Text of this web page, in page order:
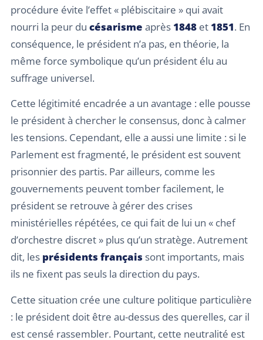
procédure évite l’effet « plébiscitaire » qui avait
nourri la peur du césarisme après 1848 et 1851. En
conséquence, le président n’a pas, en théorie, la
même force symbolique qu’un président élu au
suffrage universel.
Cette légitimité encadrée a un avantage : elle pousse
le président à chercher le consensus, donc à calmer
les tensions. Cependant, elle a aussi une limite : si le
Parlement est fragmenté, le président est souvent
prisonnier des partis. Par ailleurs, comme les
gouvernements peuvent tomber facilement, le
président se retrouve à gérer des crises
ministérielles répétées, ce qui fait de lui un « chef
d’orchestre discret » plus qu’un stratège. Autrement
dit, les présidents français sont importants, mais
ils ne fixent pas seuls la direction du pays.
Cette situation crée une culture politique particulière
: le président doit être au-dessus des querelles, car il
est censé rassembler. Pourtant, cette neutralité est